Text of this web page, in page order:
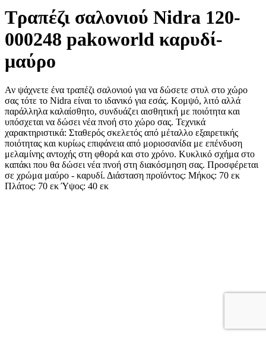
Τραπέζι σαλονιού Nidra 120-
000248 pakoworld καρυδί-
μαύρο
Αν ψάχνετε ένα τραπέζι σαλονιού για να δώσετε στυλ στο χώρο
σας τότε το Nidra είναι τo ιδανικό για εσάς. Κομψό, λιτό αλλά
παράλληλα καλαίσθητo, συνδυάζει αισθητική με ποιότητα και
υπόσχεται να δώσει νέα πνοή στο χώρο σας. Τεχνικά
χαρακτηριστικά: Σταθερός σκελετός από μέταλλο εξαιρετικής
ποιότητας και κυρίως επιφάνεια από μοριοσανίδα με επένδυση
μελαμίνης αντοχής στη φθορά και στο χρόνο. Κυκλικό σχήμα στο
καπάκι που θα δώσει νέα πνοή στη διακόσμηση σας. Προσφέρεται
σε χρώμα μαύρο - καρυδί. Διάσταση προϊόντος: Μήκος: 70 εκ
Πλάτος: 70 εκ Ύψος: 40 εκ